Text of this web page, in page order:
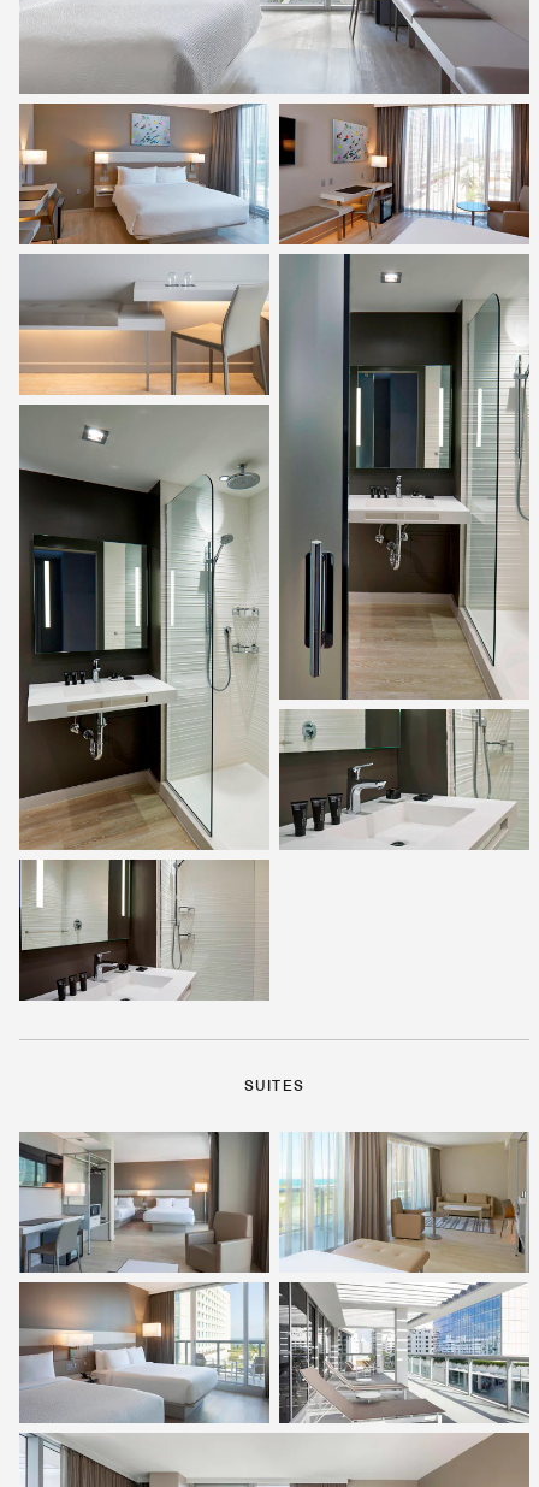
SUITES